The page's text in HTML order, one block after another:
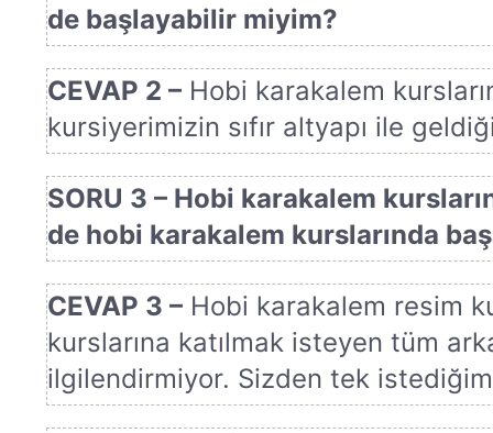
de başlayabilir miyim?
CEVAP 2 – Hobi karakalem
kursiyerimizin sıfır altyapı ile
SORU 3 – Hobi karakalem
de hobi karakalem kurslarında
CEVAP 3 – Hobi karakalem resim
kurslarına katılmak isteyen tüm
ilgilendirmiyor. Sizden tek